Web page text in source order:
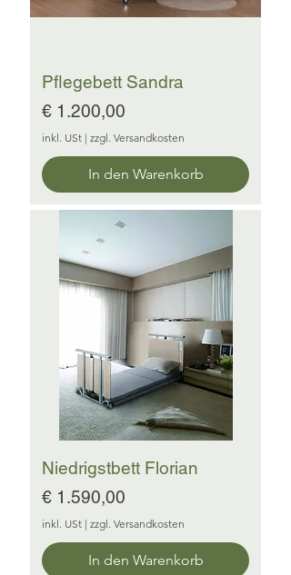
Pflegebett Sandra
Preis
€ 1.200,00
inkl. USt | zzgl. Versandkosten
In den Warenkorb
Niedrigstbett Florian
Preis
€ 1.590,00
inkl. USt | zzgl. Versandkosten
In den Warenkorb